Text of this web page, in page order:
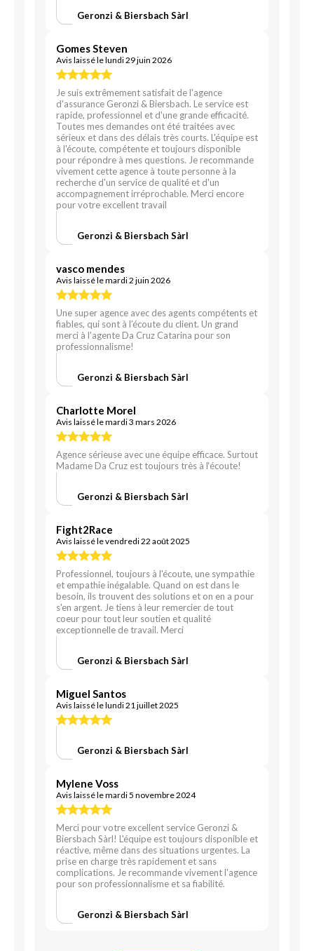
Geronzi & Biersbach Sàrl
Gomes Steven
Avis laissé le lundi 29 juin 2026
Je suis extrêmement satisfait de l'agence
d'assurance Geronzi & Biersbach. Le service est
rapide, professionnel et d'une grande efficacité.
Toutes mes demandes ont été traitées avec
sérieux et dans des délais très courts. L'équipe est
à l'écoute, compétente et toujours disponible
pour répondre à mes questions. Je recommande
vivement cette agence à toute personne à la
recherche d'un service de qualité et d'un
accompagnement irréprochable. Merci encore
pour votre excellent travail
Geronzi & Biersbach Sàrl
vasco mendes
Avis laissé le mardi 2 juin 2026
Une super agence avec des agents compétents et
fiables, qui sont à l’écoute du client. Un grand
merci à l’agente Da Cruz Catarina pour son
professionnalisme!
Geronzi & Biersbach Sàrl
Charlotte Morel
Avis laissé le mardi 3 mars 2026
Agence sérieuse avec une équipe efficace. Surtout
Madame Da Cruz est toujours très à l‘écoute!
Geronzi & Biersbach Sàrl
Fight2Race
Avis laissé le vendredi 22 août 2025
Professionnel, toujours à l'écoute, une sympathie
et empathie inégalable. Quand on est dans le
besoin, ils trouvent des solutions et on en a pour
s'en argent. Je tiens à leur remercier de tout
coeur pour tout leur soutien et qualité
exceptionnelle de travail. Merci
Geronzi & Biersbach Sàrl
Miguel Santos
Avis laissé le lundi 21 juillet 2025
Geronzi & Biersbach Sàrl
Mylene Voss
Avis laissé le mardi 5 novembre 2024
Merci pour votre excellent service Geronzi &
Biersbach Sàrl! L'équipe est toujours disponible et
réactive, même dans des situations urgentes. La
prise en charge très rapidement et sans
complications. Je recommande vivement l'agence
pour son professionnalisme et sa fiabilité.
Geronzi & Biersbach Sàrl